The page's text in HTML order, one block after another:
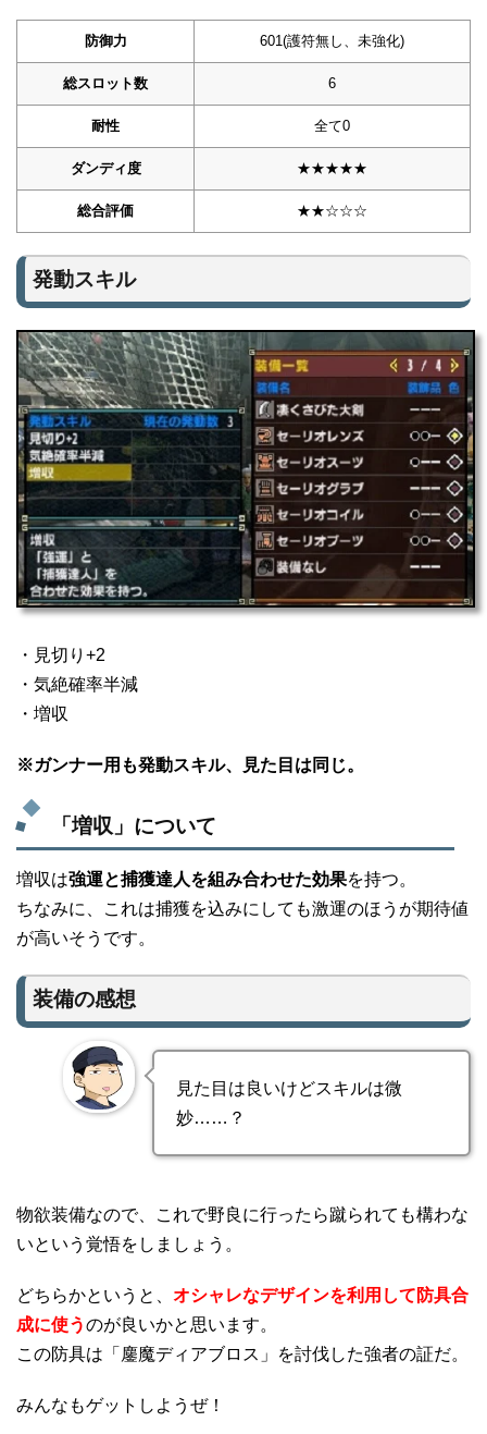
防御力 601(護符無し、未強化)
総スロット数 6
耐性 全て0
ダンディ度 ★★★★★
総合評価 ★★☆☆☆
発動スキル
・見切り+2
・気絶確率半減
・増収
※ガンナー用も発動スキル、見た目は同じ。
「増収」について
増収は強運と捕獲達人を組み合わせた効果を持つ。
ちなみに、これは捕獲を込みにしても激運のほうが期待値
が高いそうです。
装備の感想
見た目は良いけどスキルは微
妙……？
物欲装備なので、これで野良に行ったら蹴られても構わな
いという覚悟をしましょう。
どちらかというと、 オシャレなデザインを利用して防具合
成に使うのが良いかと思います。
この防具は「鏖魔ディアブロス」を討伐した強者の証だ。
みんなもゲットしようぜ！